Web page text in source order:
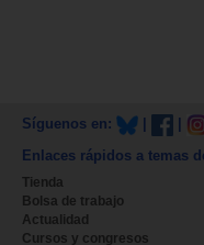
Síguenos en:
Enlaces rápidos a temas
Tienda
Bolsa de trabajo
Actualidad
Cursos y congresos